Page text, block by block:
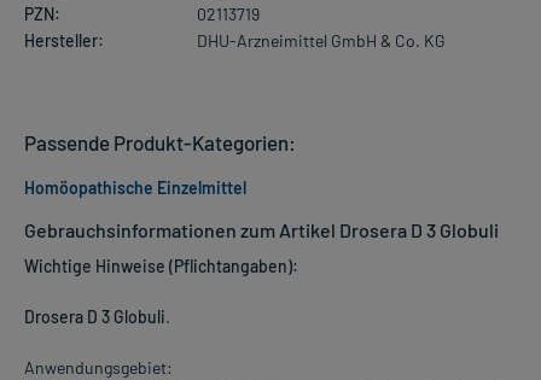
PZN:
02113719
Hersteller:
DHU-Arzneimittel GmbH & Co. KG
Gebrauchsinformationen zum Artikel Drosera D 3 Globuli
Wichtige Hinweise (Pflichtangaben):
Drosera D 3 Globuli.
Anwendungsgebiet:
Passende Produkt-Kategorien:
Homöopathische Einzelmittel